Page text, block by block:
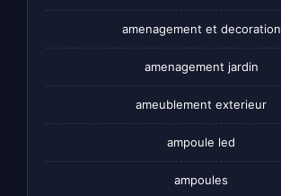
amenagement et decoration
amenagement jardin
ameublement exterieur
ampoule led
ampoules